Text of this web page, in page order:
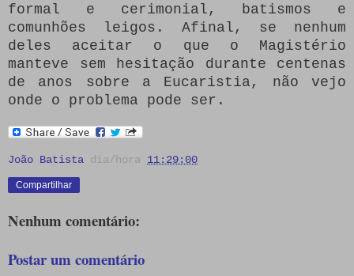
formal e cerimonial, batismos e
comunhões leigos.
Afinal, se nenhum
deles aceitar o que o Magistério
manteve sem hesitação durante centenas
de anos sobre a Eucaristia, não vejo
onde o problema pode ser.
João Batista dia/hora 11:29:00
Compartilhar
Nenhum comentário:
Postar um comentário